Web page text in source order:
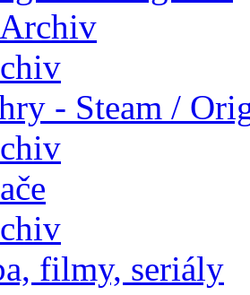
Archiv
- Steam /
filmy, seriály